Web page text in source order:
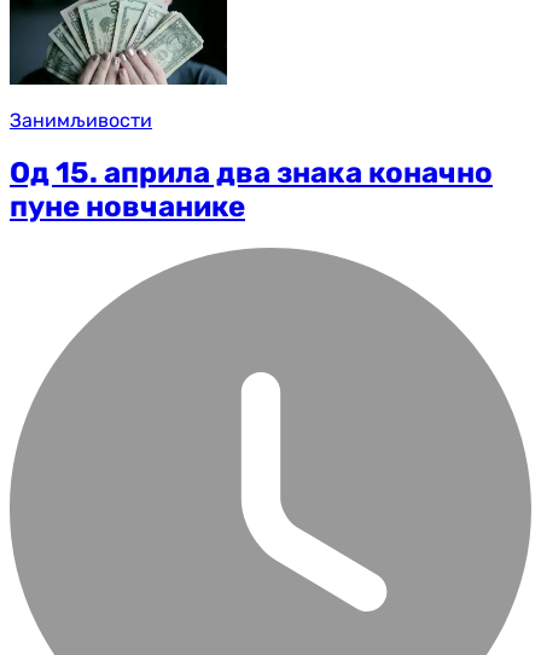
Занимљивости
Од 15. априла два знака коначно
пуне новчанике